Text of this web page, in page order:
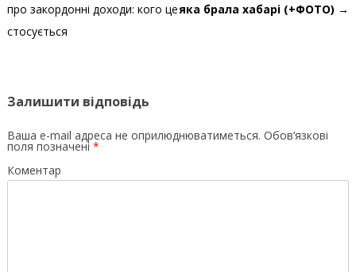
про закордонні доходи: кого це
стосується
яка брала хабарі (+ФОТО) →
Залишити відповідь
Ваша e-mail адреса не оприлюднюватиметься. Обов’язкові
поля позначені *
Коментар